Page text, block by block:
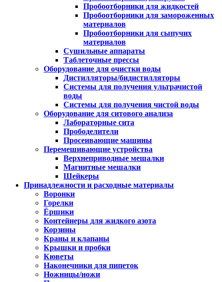
Пробоотборники для жидкостей
Пробоотборники для замороженных
материалов
Пробоотборники для сыпучих
материалов
Сушильные аппараты
Таблеточные прессы
Оборудование для очистки воды
Дистилляторы/бидистилляторы
Системы для получения ультрачистой
воды
Системы для получения чистой воды
Оборудование для ситового анализа
Лабораторные сита
Прободелители
Просеивающие машины
Перемешивающие устройства
Верхнеприводные мешалки
Магнитные мешалки
Шейкеры
Принадлежности и расходные материалы
Воронки
Горелки
Ёршики
Контейнеры для жидкого азота
Корзины
Краны и клапаны
Крышки и пробки
Кюветы
Наконечники для пипеток
Ножницы/ножи